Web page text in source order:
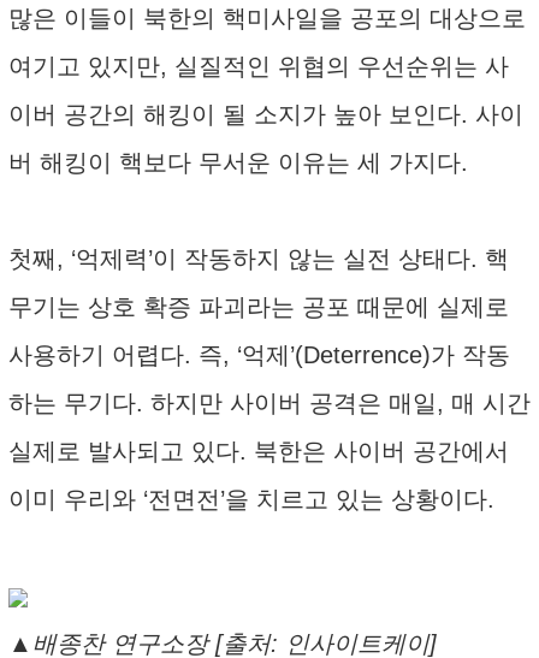
많은 이들이 북한의 핵미사일을 공포의 대상으로
여기고 있지만, 실질적인 위협의 우선순위는 사
이버 공간의 해킹이 될 소지가 높아 보인다. 사이
버 해킹이 핵보다 무서운 이유는 세 가지다.
첫째, ‘억제력’이 작동하지 않는 실전 상태다. 핵
무기는 상호 확증 파괴라는 공포 때문에 실제로
사용하기 어렵다. 즉, ‘억제’(Deterrence)가 작동
하는 무기다. 하지만 사이버 공격은 매일, 매 시간
실제로 발사되고 있다. 북한은 사이버 공간에서
이미 우리와 ‘전면전’을 치르고 있는 상황이다.
▲배종찬 연구소장 [출처: 인사이트케이]